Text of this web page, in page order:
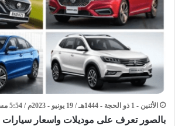
الأثنين - 1 ذو الحجة - 1444هـ / 19 يونيو - 2023م / 5:54 مساءً
بالصور تعرف على موديلات واسعار سيارات MG في مصر